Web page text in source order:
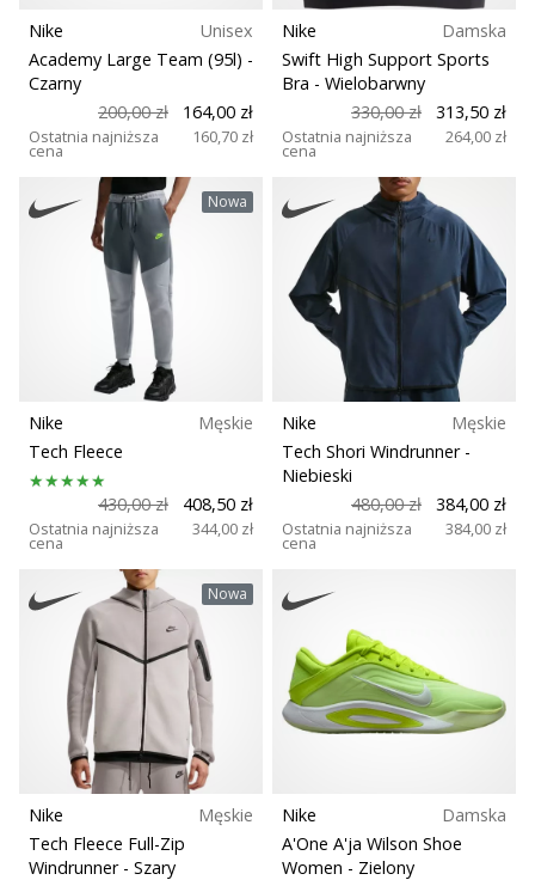
Nike
Unisex
Academy Large Team (95l) -
Czarny
200,00 zł
164,00 zł
Ostatnia najniższa
cena
160,70 zł
Nike
Damska
Swift High Support Sports
Bra - Wielobarwny
330,00 zł
313,50 zł
Ostatnia najniższa
cena
264,00 zł
Nowa
Nike
Męskie
Tech Fleece
430,00 zł 408,50 zł
Ostatnia najniższa
cena
344,00 zł
Nike
Męskie
Tech Shori Windrunner -
Niebieski
480,00 zł
384,00 zł
Ostatnia najniższa
cena
384,00 zł
Nowa
Nike
Męskie
Tech Fleece Full-Zip
Windrunner - Szary
Nike
Damska
A'One A'ja Wilson Shoe
Women - Zielony